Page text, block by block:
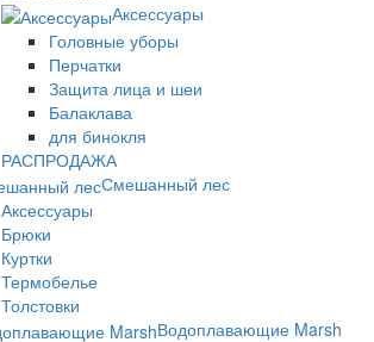
Аксессуары
Головные уборы
Перчатки
Защита лица и шеи
Балаклава
для бинокля
РАСПРОДАЖА
Смешанный лес
Аксессуары
Брюки
Куртки
Термобелье
Толстовки
Водоплавающие Marsh